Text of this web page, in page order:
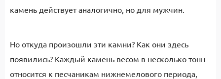
камень действует аналогично, но для мужчин.
Но откуда произошли эти камни? Как они здесь
появились? Каждый камень весом в несколько тонн
относится к песчаникам нижнемелового периода,